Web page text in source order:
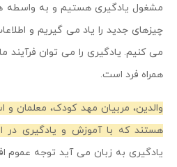
مشغول یادگیری هستیم و به واسطه
چیزهای جدید را یاد می گیریم و
می کنیم. یادگیری را می توان فرآیند
همراه فرد است.
والدین، مربیان مهد کودک، معلمان و
هستند که با آموزش و یادگیری در
یادگیری به زبان می آید توجه عموم